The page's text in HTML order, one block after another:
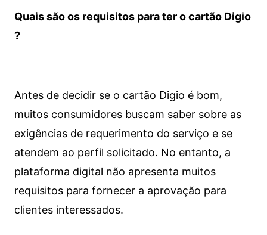
Quais são os requisitos para ter o cartão Digio
?
Antes de decidir se o cartão Digio é bom,
muitos consumidores buscam saber sobre as
exigências de requerimento do serviço e se
atendem ao perfil solicitado. No entanto, a
plataforma digital não apresenta muitos
requisitos para fornecer a aprovação para
clientes interessados.